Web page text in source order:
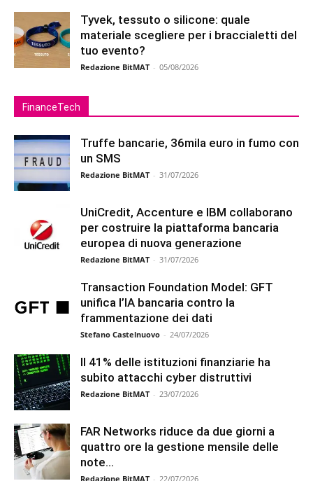
Tyvek, tessuto o silicone: quale
materiale scegliere per i braccialetti del
tuo evento?
Redazione BitMAT - 05/08/2026
FinanceTech
Truffe bancarie, 36mila euro in fumo con
un SMS
Redazione BitMAT - 31/07/2026
UniCredit, Accenture e IBM collaborano
per costruire la piattaforma bancaria
europea di nuova generazione
Redazione BitMAT - 31/07/2026
Transaction Foundation Model: GFT
unifica l’IA bancaria contro la
frammentazione dei dati
Stefano Castelnuovo - 24/07/2026
Il 41% delle istituzioni finanziarie ha
subito attacchi cyber distruttivi
Redazione BitMAT - 23/07/2026
FAR Networks riduce da due giorni a
quattro ore la gestione mensile delle
note...
Redazione BitMAT - 22/07/2026